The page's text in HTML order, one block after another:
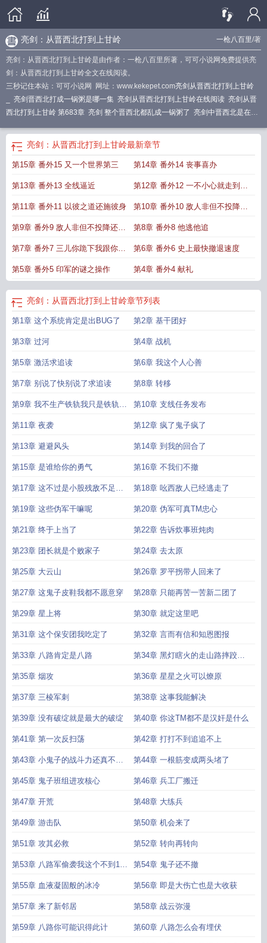
一枪八百里/著
亮剑：从晋西北打到上甘岭
亮剑：从晋西北打到上甘岭是由作者：一枪八百里所著，可可小说网免费提供亮
剑：从晋西北打到上甘岭全文在线阅读。
三秒记住本站：可可小说网 网址：www.kekepet.com亮剑从晋西北打到上甘岭
亮剑晋西北打成一锅粥是哪一集 亮剑从晋西北打到上甘岭在线阅读 亮剑从晋
西北打到上甘岭 第683章 亮剑 整个晋西北都乱成一锅粥了 亮剑中晋西北是在
甘岭 第55章
亮剑从晋西北打到上甘岭听书 亮剑晋西北乱台词
到上甘岭创世中文网
岭 在线阅读亮剑晋西北是哪里亮剑从晋西北打到上甘岭 第56章亮剑的晋西北
北打到上甘岭 第600章亮剑从晋西北打到上甘岭八月网
亮剑从晋西北打到上甘
岭顶点亮剑从晋西北打到上甘岭无防盗亮剑里的晋西北是哪亮剑在山西哪
打到上甘岭TXT亮剑整个晋西北全乱了第几集 亮剑山西
亮剑：从晋西北打到上甘岭最新章节
第15章 番外15 又一个世界第三 第14章 番外14 丧事喜办
第13章 番外13 全线逼近 第12章 番外12 一不小心就走到了
邦迪拉
第11章 番外11 以彼之道还施彼身 第10章 番外10 敌人非但不投降还
胆敢向我还击2
第9章 番外9 敌人非但不投降还胆
敢向我还击
第8章 番外8 他逃他追
第7章 番外7 三儿你跪下我跟你说
点事
第6章 番外6 史上最快撤退速度
第5章 番外5 印军的谜之操作 第4章 番外4 献礼
亮剑：从晋西北打到上甘岭章节列表
第1章 这个系统肯定是出BUG了 第2章 基干团好
第3章 过河 第4章 战机
第5章 激活求追读 第6章 我这个人心善
第7章 别说了快别说了求追读 第8章 转移
第9章 我不生产铁轨我只是铁轨的
搬运工
第10章 支线任务发布
第11章 夜袭 第12章 疯了鬼子疯了
第13章 避避风头 第14章 到我的回合了
第15章 是谁给你的勇气 第16章 不我们不撤
第17章 这不过是小股残敌不足为
虑
第18章 吆西敌人已经逃走了
第19章 这些伪军干嘛呢 第20章 伪军可真TM忠心
第21章 终于上当了 第22章 告诉炊事班炖肉
第23章 团长就是个败家子 第24章 去太原
第25章 大云山 第26章 罗平拐带人回来了
第27章 这鬼子皮鞋我都不愿意穿 第28章 只能再苦一苦新二团了
第29章 星上将 第30章 就定这里吧
第31章 这个保安团我吃定了 第32章 言而有信和知恩图报
第33章 八路肯定是八路 第34章 黑灯瞎火的走山路摔跤很
正常
第35章 烟攻 第36章 星星之火可以燎原
第37章 三棱军刺 第38章 这事我能解决
第39章 没有破绽就是最大的破绽 第40章 你这TM都不是汉奸是什么
第41章 第一次反扫荡 第42章 打打不到追追不上
第43章 小鬼子的战斗力还真不是
吹的求追读
第44章 一根筋变成两头堵了
第45章 鬼子班组进攻核心 第46章 兵工厂搬迁
第47章 开荒 第48章 大练兵
第49章 游击队 第50章 机会来了
第51章 攻其必救 第52章 转向再转向
第53章 八路军偷袭我这个不到1米
6的日本兵
第54章 鬼子还不撤
第55章 血液凝固般的冰冷 第56章 即是大伤亡也是大收获
第57章 来了新邻居 第58章 战云弥漫
第59章 八路你可能识得此计 第60章 八路怎么会有埋伏